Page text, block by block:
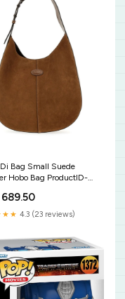
Bag Small Suede
Hobo Bag ProductID-
689.50
4.3 (23 reviews)